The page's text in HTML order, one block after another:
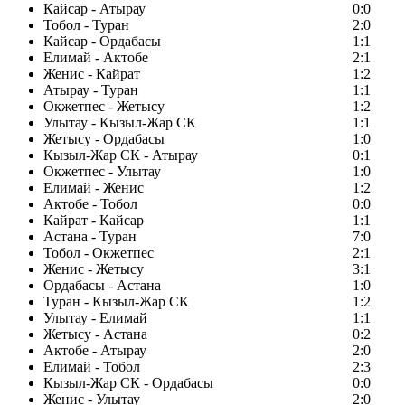
Кайсар - Атырау
0:0
Тобол - Туран
2:0
Кайсар - Ордабасы
1:1
Елимай - Актобе
2:1
Женис - Кайрат
1:2
Атырау - Туран
1:1
Окжетпес - Жетысу
1:2
Улытау - Кызыл-Жар СК
1:1
Жетысу - Ордабасы
1:0
Кызыл-Жар СК - Атырау
0:1
Окжетпес - Улытау
1:0
Елимай - Женис
1:2
Актобе - Тобол
0:0
Кайрат - Кайсар
1:1
Астана - Туран
7:0
Тобол - Окжетпес
2:1
Женис - Жетысу
3:1
Ордабасы - Астана
1:0
Туран - Кызыл-Жар СК
1:2
Улытау - Елимай
1:1
Жетысу - Астана
0:2
Актобе - Атырау
2:0
Елимай - Тобол
2:3
Кызыл-Жар СК - Ордабасы
0:0
Женис - Улытау
2:0